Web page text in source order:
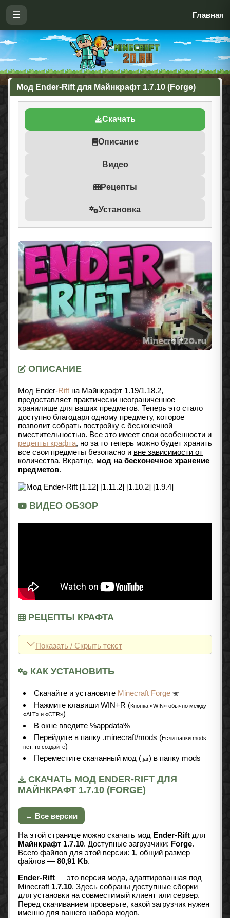
☰ Главная
Мод Ender-Rift для Майнкрафт 1.7.10 (Forge)
Скачать
Описание
Видео
Рецепты
Установка
ОПИСАНИЕ
Мод Ender-Rift на Майнкрафт 1.19/1.18.2,
предоставляет практически неограниченное
хранилище для ваших предметов. Теперь это стало
доступно благодаря одному предмету, которое
позволит собрать постройку с бесконечной
вместительностью. Все это имеет свои особенности и
рецепты крафта, но за то теперь можно будет хранить
все свои предметы безопасно и вне зависимости от
количества. Вкратце, мод на бесконечное хранение
предметов.
ВИДЕО ОБЗОР
РЕЦЕПТЫ КРАФТА
Показать / Скрыть текст
КАК УСТАНОВИТЬ
Cкачайте и установите Minecraft Forge
Нажмите клавиши WIN+R (Кнопка «WIN» обычно между
«ALT» и «CTR»)
В окне введите %appdata%
Перейдите в папку .minecraft/mods (Если папки mods
нет, то создайте)
Переместите скачанный мод (.jar) в папку mods
СКАЧАТЬ МОД ENDER-RIFT ДЛЯ
МАЙНКРАФТ 1.7.10 (FORGE)
← Все версии
На этой странице можно скачать мод Ender-Rift для
Майнкрафт 1.7.10. Доступные загрузчики: Forge.
Всего файлов для этой версии: 1, общий размер
файлов — 80,91 Kb.
Ender-Rift — это версия мода, адаптированная под
Minecraft 1.7.10. Здесь собраны доступные сборки
для установки на совместимый клиент или сервер.
Перед скачиванием проверьте, какой загрузчик нужен
именно для вашего набора модов.